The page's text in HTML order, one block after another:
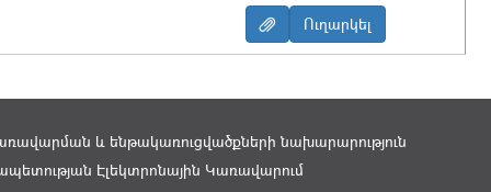
և ենթակառուցվածքների նախարարություն
Էլեկտրոնային Կառավարում